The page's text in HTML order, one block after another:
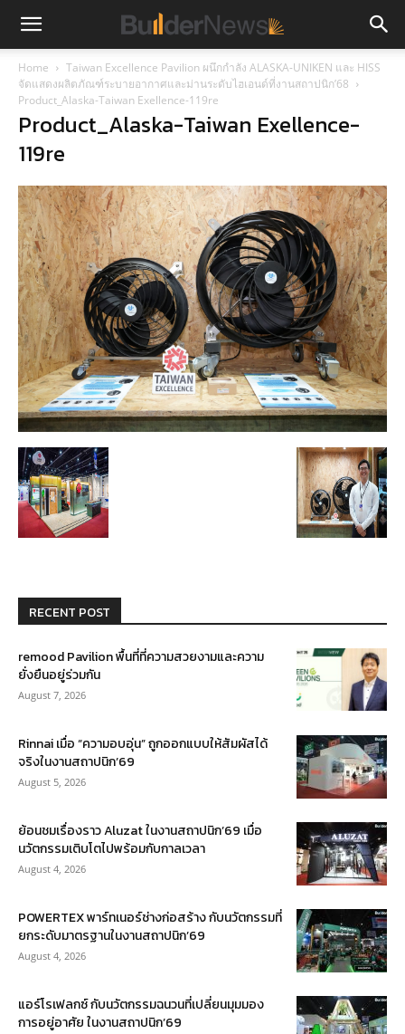
Home
Taiwan Excellence Pavilion ผนึกกำลัง ALASKA-UNIKEN และ HISS
จัดแสดงผลิตภัณฑ์ระบายอากาศและม่านระดับไฮเอนด์ที่งานสถาปนิก’68
Product_Alaska-Taiwan Exellence-119re
Product_Alaska-Taiwan Exellence-
119re
RECENT POST
remood Pavilion พื้นที่ที่ความสวยงามและความ
ยั่งยืนอยู่ร่วมกัน
August 7, 2026
Rinnai เมื่อ “ความอบอุ่น” ถูกออกแบบให้สัมผัสได้
จริงในงานสถาปนิก’69
August 5, 2026
ย้อนชมเรื่องราว Aluzat ในงานสถาปนิก’69 เมื่อ
นวัตกรรมเติบโตไปพร้อมกับกาลเวลา
August 4, 2026
POWERTEX พาร์ทเนอร์ช่างก่อสร้าง กับนวัตกรรมที่
ยกระดับมาตรฐานในงานสถาปนิก’69
August 4, 2026
แอร์โรเฟลกซ์ กับนวัตกรรมฉนวนที่เปลี่ยนมุมมอง
การอยู่อาศัย ในงานสถาปนิก’69